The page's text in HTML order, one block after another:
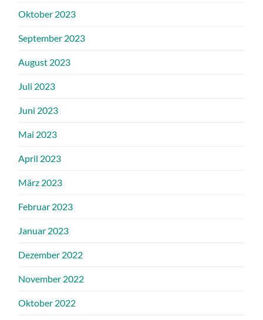
Oktober 2023
September 2023
August 2023
Juli 2023
Juni 2023
Mai 2023
April 2023
März 2023
Februar 2023
Januar 2023
Dezember 2022
November 2022
Oktober 2022